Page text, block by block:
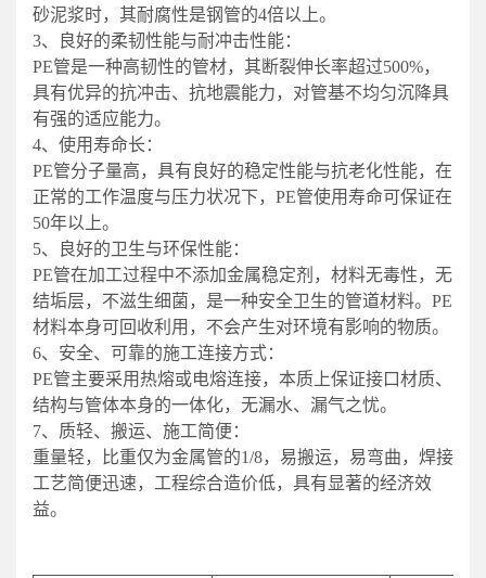
砂泥浆时，其耐腐性是钢管的4倍以上。
3、良好的柔韧性能与耐冲击性能：
PE管是一种高韧性的管材，其断裂伸长率超过500%，
具有优异的抗冲击、抗地震能力，对管基不均匀沉降具
有强的适应能力。
4、使用寿命长：
PE管分子量高，具有良好的稳定性能与抗老化性能，在
正常的工作温度与压力状况下，PE管使用寿命可保证在
50年以上。
5、良好的卫生与环保性能：
PE管在加工过程中不添加金属稳定剂，材料无毒性，无
结垢层，不滋生细菌，是一种安全卫生的管道材料。PE
材料本身可回收利用，不会产生对环境有影响的物质。
6、安全、可靠的施工连接方式：
PE管主要采用热熔或电熔连接，本质上保证接口材质、
结构与管体本身的一体化，无漏水、漏气之忧。
7、质轻、搬运、施工简便：
重量轻，比重仅为金属管的1/8，易搬运，易弯曲，焊接
工艺简便迅速，工程综合造价低，具有显著的经济效
益。